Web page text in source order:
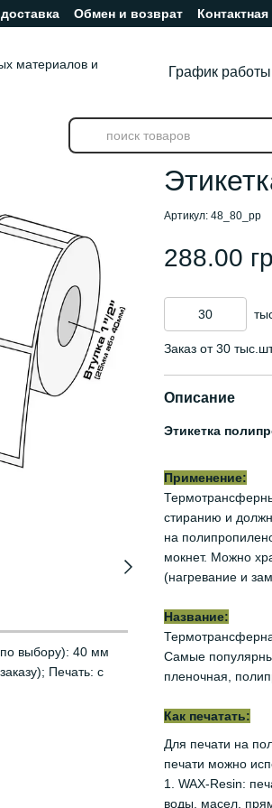
Обмен и возврат
График
выбору): 40 мм
Печать: с
Артикул: 48_80_pp
288.00
Заказ от 30
Описание
Этикетка
Применение:
стиранию и
на
мокнет. Можно
(нагревание и
Название:
Самые
пленочная,
Как печатать:
Для печати на
печати можно
1. WAX-Resin:
воды, масел,